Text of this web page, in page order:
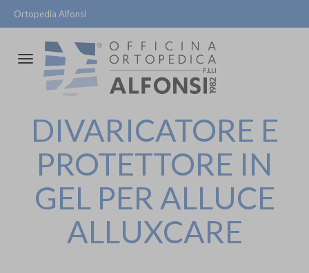
Ortopedia Alfonsi
Attiva/disattiva
navigazione
DIVARICATORE E
PROTETTORE IN
GEL PER ALLUCE
ALLUXCARE